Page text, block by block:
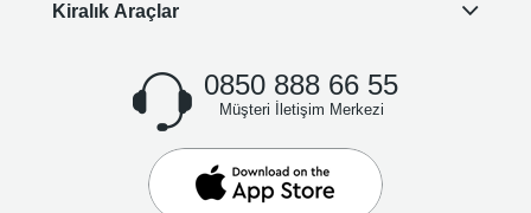
Kiralık Araçlar
0850 888 66 55
Müşteri İletişim Merkezi